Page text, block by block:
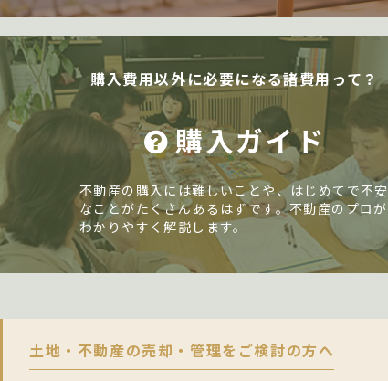
購入費用以外に必要になる諸費用って？
購入ガイド
不動産の購入には難しいことや、はじめてで不安
なことがたくさんあるはずです。不動産のプロが
わかりやすく解説します。
土地・不動産の売却・管理をご検討の方へ